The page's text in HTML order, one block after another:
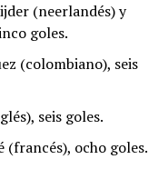
(neerlandés) y
goles.
(colombiano), seis
seis goles.
(francés), ocho goles.